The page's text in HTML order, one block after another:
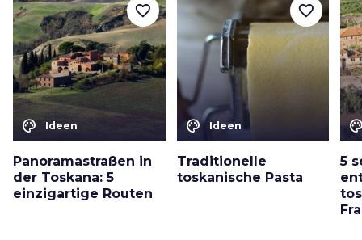
color_lens Ideen
Panoramastraßen in
der Toskana: 5
einzigartige Routen
favorite_border
color_lens Ideen
Traditionelle
toskanische Pasta
favorite_border
5